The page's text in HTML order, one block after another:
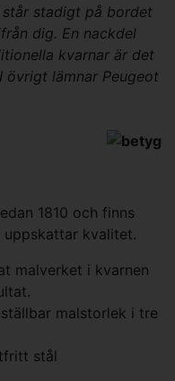
stadigt på bordet
dig. En nackdel
kvarnar är det
övrigt lämnar Peugeot
1810 och finns
uppskattar kvalitet.
malverket i kvarnen
malstorlek i tre
stål